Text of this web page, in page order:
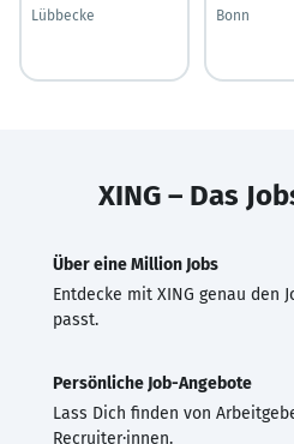
Lübbecke
Bonn
XING – Das
Über eine Million Jobs
Entdecke mit XING genau den
passt.
Persönliche Job-Angebote
Lass Dich finden von
Recruiter·innen.